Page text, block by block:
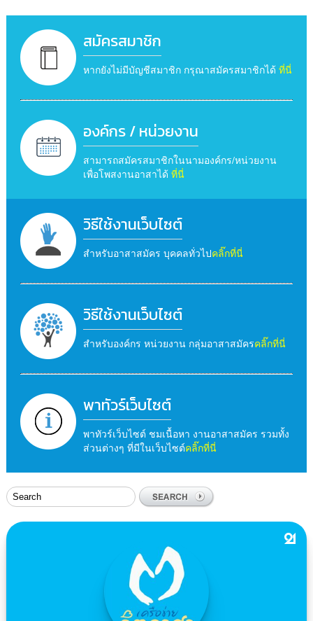
สมัครสมาชิก
หากยังไม่มีบัญชีสมาชิก กรุณาสมัครสมาชิกได้ ที่นี่
องค์กร / หน่วยงาน
สามารถสมัครสมาชิกในนามองค์กร/หน่วยงาน
เพื่อโพสงานอาสาได้ ที่นี่
วิธีใช้งานเว็บไซต์
สำหรับอาสาสมัคร บุคคลทั่วไปคลิ๊กที่นี่
วิธีใช้งานเว็บไซต์
สำหรับองค์กร หน่วยงาน กลุ่มอาสาสมัครคลิ๊กที่นี่
พาทัวร์เว็บไซต์
พาทัวร์เว็บไซต์ ชมเนื้อหา งานอาสาสมัคร รวมทั้ง
ส่วนต่างๆ ที่มีในเว็บไซต์คลิ๊กที่นี่